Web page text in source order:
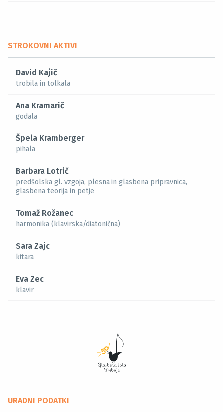
STROKOVNI AKTIVI
David Kajič
trobila in tolkala
Ana Kramarič
godala
Špela Kramberger
pihala
Barbara Lotrič
predšolska gl. vzgoja, plesna in glasbena pripravnica,
glasbena teorija in petje
Tomaž Rožanec
harmonika (klavirska/diatonična)
Sara Zajc
kitara
Eva Zec
klavir
URADNI PODATKI